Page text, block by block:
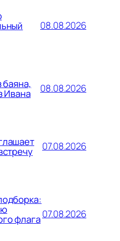
08.08.2026
баяна,
Ивана 08.08.2026
07.08.2026
флага07.08.2026